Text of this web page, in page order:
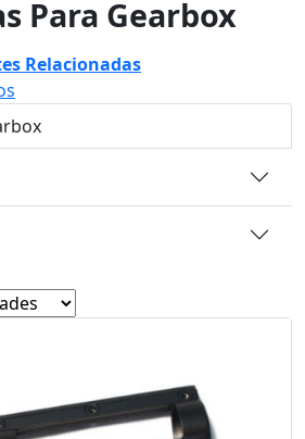
Para Gearbox
Relacionadas